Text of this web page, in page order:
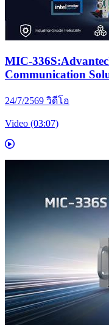
MIC-
Communication
24/7/2569 วิดีโอ
Video (03:07)